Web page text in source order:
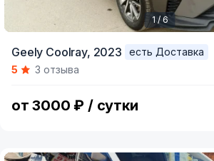
of
1 / 6
Geely Coolray, 2023
есть Доставка
5
3 отзыва
от 3000 ₽ / сутки